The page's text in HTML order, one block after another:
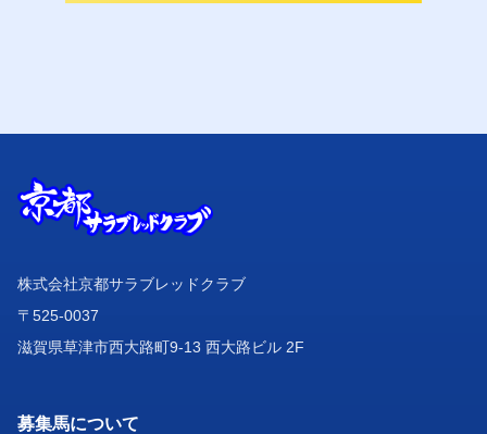
株式会社京都サラブレッドクラブ
〒525-0037
滋賀県草津市西大路町9-13 西大路ビル 2F
募集馬について